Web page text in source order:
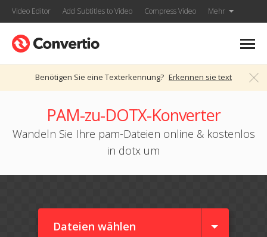
Video Editor Add Subtitles to Video Compress Video Mehr
Benötigen Sie eine Texterkennung? Erkennen sie text
PAM-zu-DOTX-Konverter
Wandeln Sie Ihre pam-Dateien online & kostenlos
in dotx um
Dateien wählen